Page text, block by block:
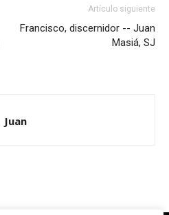
Artículo siguiente
Francisco, discernidor -- Juan
Masiá, SJ
Juan